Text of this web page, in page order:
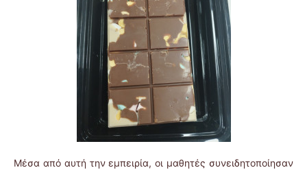
Μέσα από αυτή την εμπειρία, οι μαθητές συνειδητοποίησαν